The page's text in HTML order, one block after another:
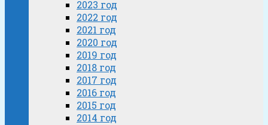
2023 год
2022 год
2021 год
2020 год
2019 год
2018 год
2017 год
2016 год
2015 год
2014 год